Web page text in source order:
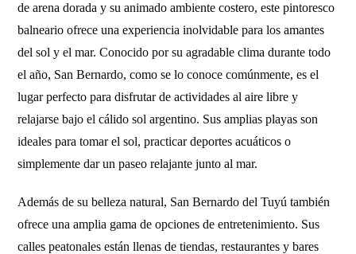
de arena dorada y su animado ambiente costero, este pintoresco
balneario ofrece una experiencia inolvidable para los amantes
del sol y el mar. Conocido por su agradable clima durante todo
el año, San Bernardo, como se lo conoce comúnmente, es el
lugar perfecto para disfrutar de actividades al aire libre y
relajarse bajo el cálido sol argentino. Sus amplias playas son
ideales para tomar el sol, practicar deportes acuáticos o
simplemente dar un paseo relajante junto al mar.
Además de su belleza natural, San Bernardo del Tuyú también
ofrece una amplia gama de opciones de entretenimiento. Sus
calles peatonales están llenas de tiendas, restaurantes y bares